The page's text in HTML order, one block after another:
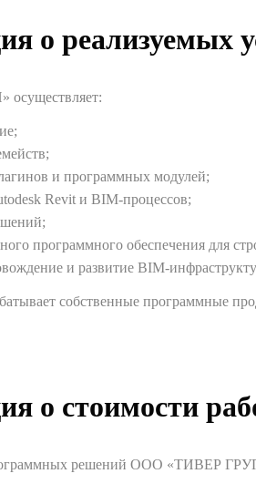
о реализуемых
и программных модулей;
Revit и BIM-процессов;
программного обеспечения для
и развитие BIM-
собственные программные
о стоимости
решений ООО «ТИВЕР